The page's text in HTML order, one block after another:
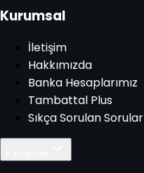
Kurumsal
İletişim
Hakkımızda
Banka Hesaplarımız
Tambattal Plus
Sıkça Sorulan Sorular